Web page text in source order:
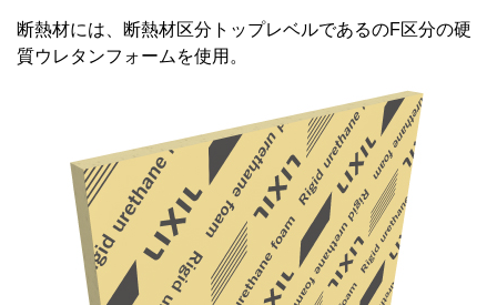
断熱材には、断熱材区分トップレベルであるのF区分の硬
質ウレタンフォームを使用。